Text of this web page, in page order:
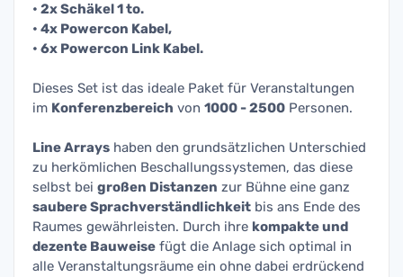
• 2x Schäkel 1 to.
• 4x Powercon Kabel,
• 6x Powercon Link Kabel.
Dieses Set ist das ideale Paket für Veranstaltungen
im Konferenzbereich von 1000 - 2500 Personen.
Line Arrays haben den grundsätzlichen Unterschied
zu herkömlichen Beschallungssystemen, das diese
selbst bei großen Distanzen zur Bühne eine ganz
saubere Sprachverständlichkeit bis ans Ende des
Raumes gewährleisten. Durch ihre kompakte und
dezente Bauweise fügt die Anlage sich optimal in
alle Veranstaltungsräume ein ohne dabei erdrückend